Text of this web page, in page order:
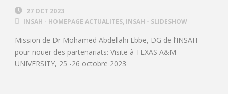
27 OCT 2023
INSAH - HOMEPAGE ACTUALITES, INSAH - SLIDESHOW
Mission de Dr Mohamed Abdellahi Ebbe, DG de l’INSAH
pour nouer des partenariats: Visite à TEXAS A&M
UNIVERSITY, 25 -26 octobre 2023